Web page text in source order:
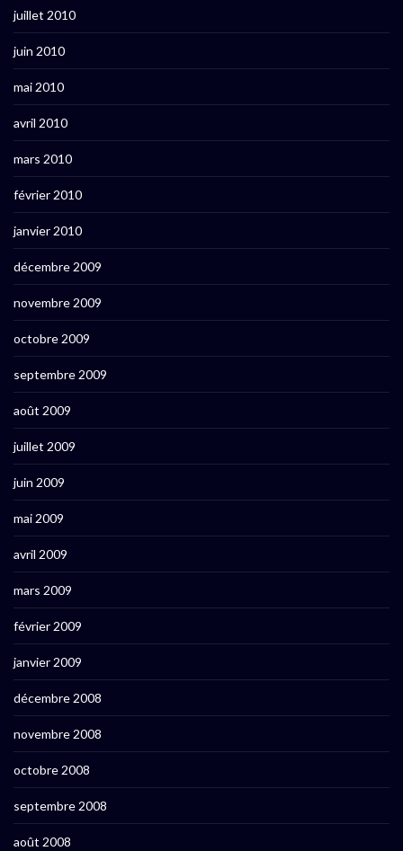
juillet 2010
juin 2010
mai 2010
avril 2010
mars 2010
février 2010
janvier 2010
décembre 2009
novembre 2009
octobre 2009
septembre 2009
août 2009
juillet 2009
juin 2009
mai 2009
avril 2009
mars 2009
février 2009
janvier 2009
décembre 2008
novembre 2008
octobre 2008
septembre 2008
août 2008